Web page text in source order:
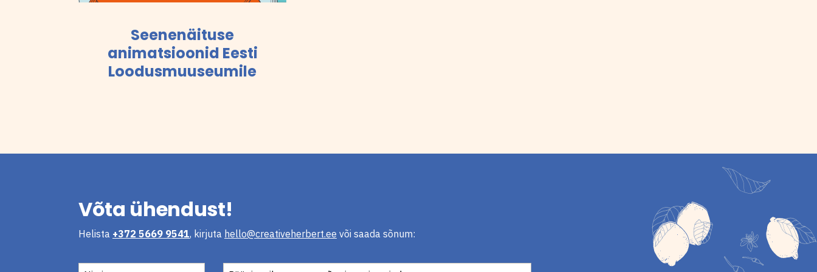
Seenenäituse
animatsioonid Eesti
Loodusmuuseumile
Võta ühendust!
Helista +372 5669 9541, kirjuta hello@creativeherbert.ee või saada sõnum: